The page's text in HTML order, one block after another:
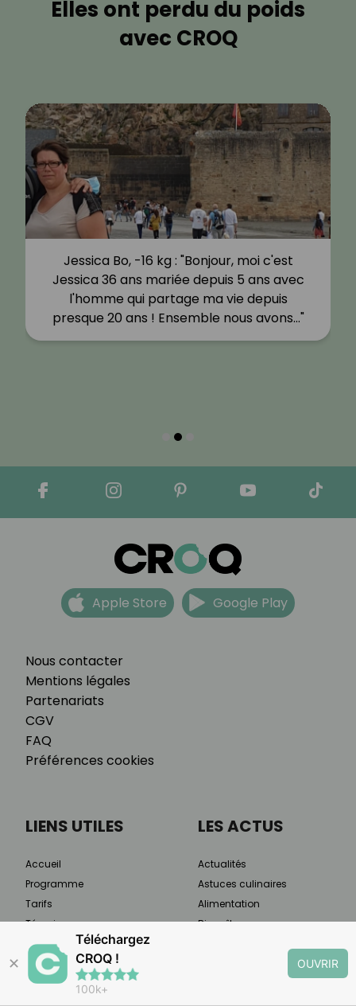
Elles ont perdu du poids
avec CROQ
Jessica Bo, -16 kg : "Bonjour, moi c'est
Jessica 36 ans mariée depuis 5 ans avec
l'homme qui partage ma vie depuis
presque 20 ans ! Ensemble nous avons…"
Nous contacter
Mentions légales
Partenariats
CGV
FAQ
Préférences cookies
Apple Store Google Play
LIENS UTILES
Accueil
Programme
Tarifs
Témoignages
S'inscrire
Méthode
Qui sommes-nous
Presse & médias
LES ACTUS
Actualités
Astuces culinaires
Alimentation
Bien-être
Sport
✕
Téléchargez
CROQ !
100k+
OUVRIR